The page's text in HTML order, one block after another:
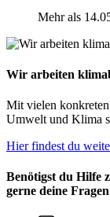
Mehr als
Wir arbeiten
Mit vielen
Umwelt und Klima
Hier findest du
Benötigst du Hilfe
gerne deine